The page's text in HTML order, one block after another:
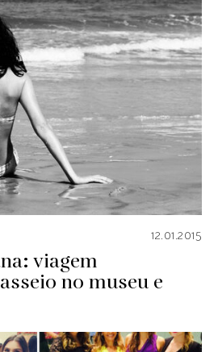
12.01.2015
viagem
no museu e